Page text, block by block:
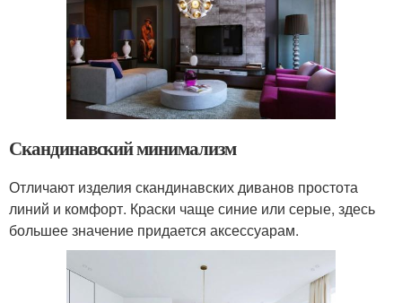
Скандинавский минимализм
Отличают изделия скандинавских диванов простота
линий и комфорт. Краски чаще синие или серые, здесь
большее значение придается аксессуарам.